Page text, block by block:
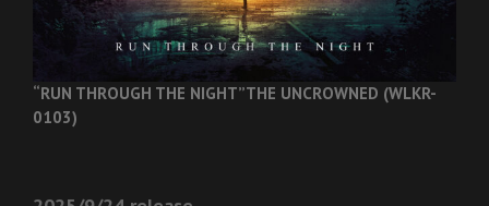
“RUN THROUGH THE NIGHT”THE UNCROWNED (WLKR-
0103)